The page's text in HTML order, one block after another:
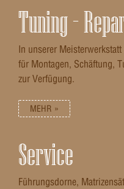
Tuning –
In unserer
für Montagen, Schäftung,
zur Verfügung.
MEHR »
Service
Führungsdorne,